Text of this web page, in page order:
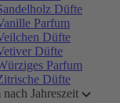
Düfte
Parfum
Düfte
Düfte
Parfum
Düfte
nach Jahreszeit